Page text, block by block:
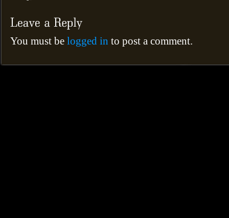
You must be logged in to post a comment.